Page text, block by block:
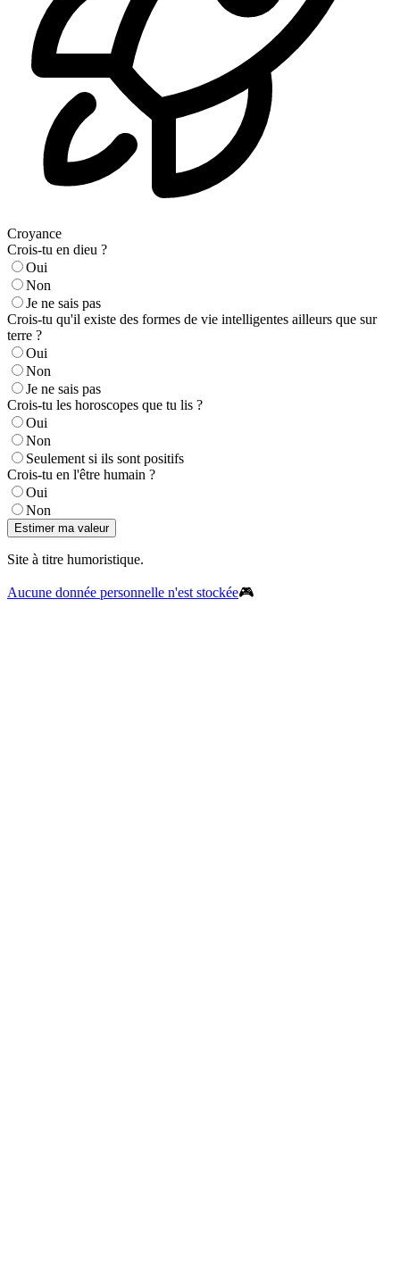
Croyance
Crois-tu en dieu ?
Oui
Non
Je ne sais pas
Crois-tu qu'il existe des formes de vie intelligentes ailleurs que sur
terre ?
Oui
Non
Je ne sais pas
Crois-tu les horoscopes que tu lis ?
Oui
Non
Seulement si ils sont positifs
Crois-tu en l'être humain ?
Oui
Non
Estimer ma valeur
Site à titre humoristique.
Aucune donnée personnelle n'est stockée🎮